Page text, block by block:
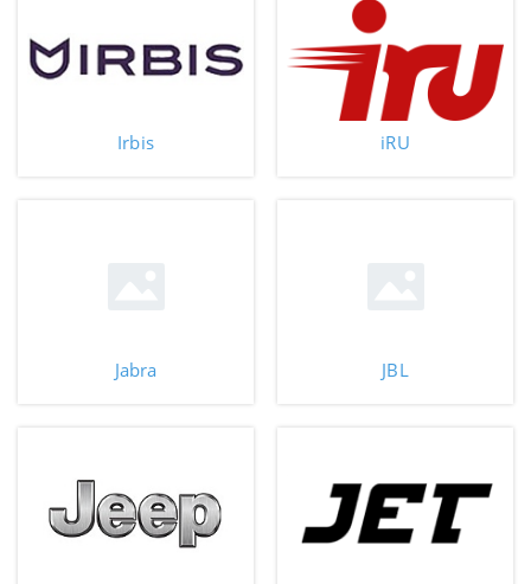
Irbis iRU
Jabra JBL